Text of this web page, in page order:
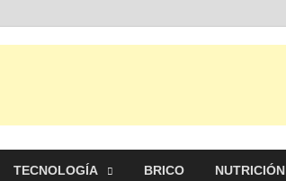
TECNOLOGÍA BRICO NUTRICIÓN